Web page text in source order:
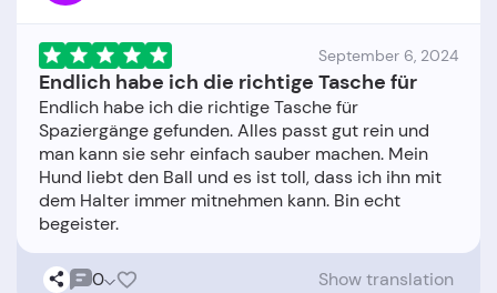
September 6, 2024
Endlich habe ich die richtige Tasche für
Endlich habe ich die richtige Tasche für
Spaziergänge gefunden. Alles passt gut rein und
man kann sie sehr einfach sauber machen. Mein
Hund liebt den Ball und es ist toll, dass ich ihn mit
dem Halter immer mitnehmen kann. Bin echt
0 Show translation